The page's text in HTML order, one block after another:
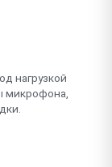
нагрузкой
микрофона,